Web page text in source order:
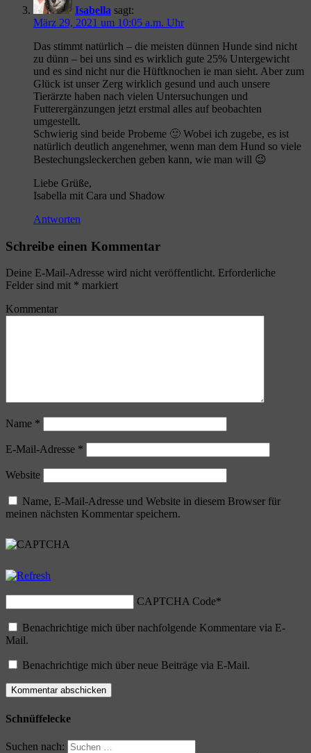
Isabella sagt:
März 29, 2021 um 10:05 a.m. Uhr
Das stimmt natürlich – die meisten dünnen Hunde sind nicht
zu dünn – bei uns sind es wirklich gute 25% Untergewicht
und es sind nicht nur die Hüftknochen ie man sieht. Aber zum
Glück ist unser Zerg wirklich gesund und auch unsere
Tierärzte haben nach vielen Untersuchungen und
Futterergänzungen jetzt erstmal alles auf beobachten
umgestellt.
Schwierig sind beide Probeme 🙂 Wobei ich zugebe, es ist
natürlich deutlich angenehmer, wenn man dem Hund so viele
Bestechungsleckerchen geben kann, wie man will 😉
Liebe Grüße,
Isabella mit Cara und Shadow
Antworten
Schreibe einen Kommentar
Deine E-Mail-Adresse wird nicht veröffentlicht. Erforderliche
Felder sind mit * markiert
Kommentar
Name *
E-Mail-Adresse *
Website
Name, E-Mail-Adresse und Website in diesem Browser für
meinen nächsten Kommentar speichern.
CAPTCHA Code*
Benachrichtige mich über nachfolgende Kommentare via E-
Mail.
Benachrichtige mich über neue Beiträge via E-Mail.
Schnüffelecke
Suchen nach: